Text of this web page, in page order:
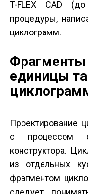
T-FLEX CAD
процедуры,
циклограмм.
Фрагменты
единицы
Проектирование
с процессом
конструктора.
из отдельных
фрагментом
следует